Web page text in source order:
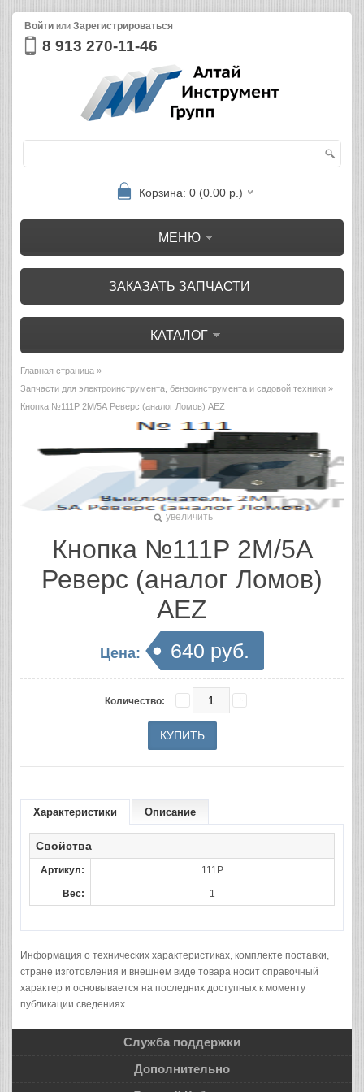
8 913 270-11-46
Войти или Зарегистрироваться
Корзина: 0 (0.00 р.)
МЕНЮ
ЗАКАЗАТЬ ЗАПЧАСТИ
КАТАЛОГ
Главная страница »
Запчасти для электроинструмента, бензоинструмента и садовой техники »
Кнопка №111Р 2М/5А Реверс (аналог Ломов) AEZ
увеличить
Кнопка №111Р 2М/5А
Реверс (аналог Ломов)
AEZ
Цена: 640 руб.
Количество:
Характеристики Описание
Свойства
Артикул: 111Р
Вес: 1
Информация о технических характеристиках, комплекте поставки,
стране изготовления и внешнем виде товара носит справочный
характер и основывается на последних доступных к моменту
публикации сведениях.
Служба поддержки
Дополнительно